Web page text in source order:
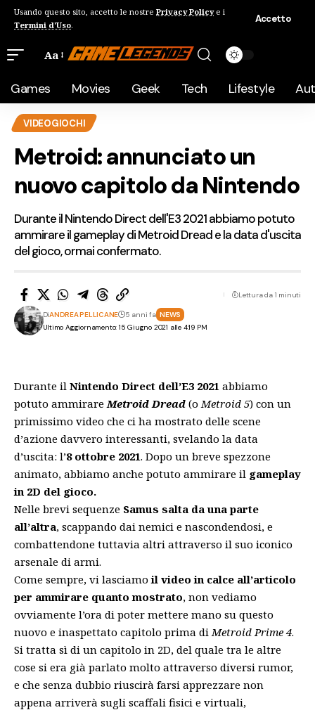
Usando questo sito, accetto le nostre Privacy Policye i
Termini d'Uso.
Accetto
Aa
Games Movies Geek Tech Lifestyle
VIDEOGIOCHI
Metroid: annunciato un
nuovo capitolo da Nintendo
Durante il Nintendo Direct dell'E3 2021 abbiamo potuto
ammirare il gameplay di Metroid Dread e la data d'uscita
del gioco, ormai confermato.
Ultimo Aggiornamento: 15 Giugno 2021 alle 4:19 PM
DiANDREA PELLICANE 5 anni fa NEWS
Lettura da 1 minuti
Durante il Nintendo Direct dell’E3 2021 abbiamo
potuto ammirareMetroid Dread (oMetroid 5) con un
primissimo video che ci ha mostrato delle scene
d’azione davvero interessanti, svelando la data
d’uscita: l’8 ottobre 2021. Dopo un breve spezzone
animato, abbiamo anche potuto ammirare il gameplay
in 2D del gioco.
Nelle brevi sequenze Samus salta da una parte
all’altra, scappando dai nemici e nascondendosi, e
combattendone tuttavia altri attraverso il suo iconico
arsenale di armi.
Come sempre, vi lasciamoil video in calce all’articolo
per ammirare quanto mostrato, non vediamo
ovviamente l’ora di poter mettere mano su questo
nuovo e inaspettato capitolo prima diMetroid Prime 4.
Si tratta sì di un capitolo in 2D, del quale tra le altre
cose si era già parlato molto attraverso diversi rumor,
e che senza dubbio riuscirà farsi apprezzare non
appena arriverà sugli scaffali fisici e virtuali,